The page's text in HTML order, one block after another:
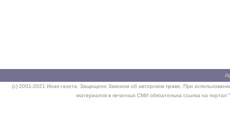
(c) 2001-2021 Иная газета. Защищено Законом об авторском праве. При
материалов в печатных СМИ обязательна ссылка на